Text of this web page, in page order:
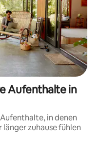
Aufenthalte in
in denen
zuhause fühlen